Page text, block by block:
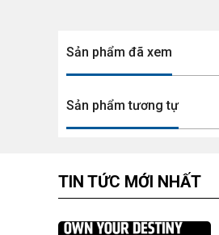
Sản phẩm đã xem
Sản phẩm tương tự
TIN TỨC MỚI NHẤT